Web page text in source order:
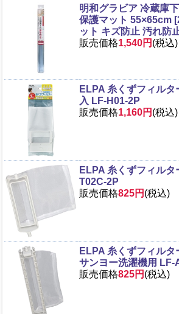
明和グラビア 冷蔵庫
保護マット 55×65cm
ット キズ防止 汚れ防
販売価格1,540円 (税込)
ELPA 糸くずフィルタ
入 LF-H01-2P
販売価格1,160円 (税込)
ELPA 糸くずフィル
T02C-2P
販売価格825円 (税込)
ELPA 糸くずフィルタ
サンヨー洗濯機用 LF-
販売価格825円 (税込)